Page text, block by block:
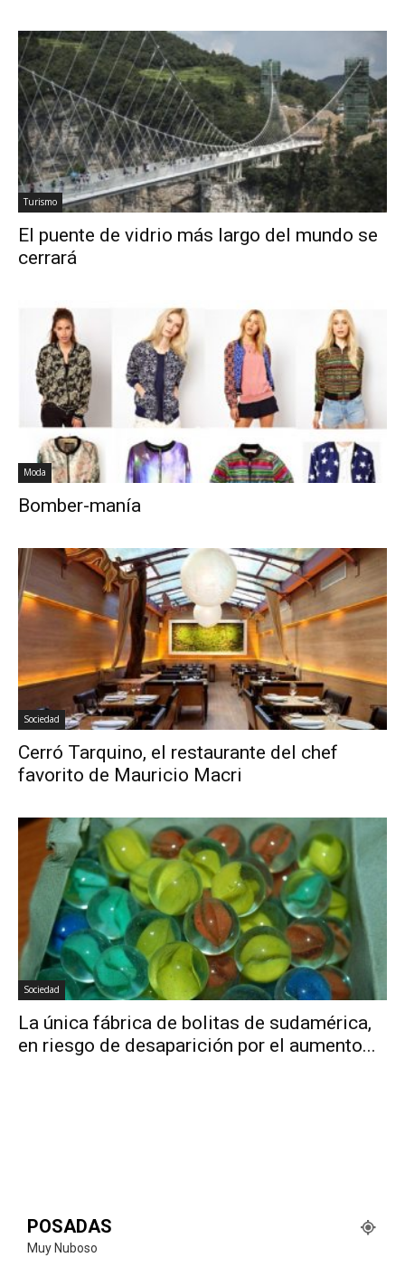
Turismo
El puente de vidrio más largo del mundo se
cerrará
Moda
Bomber-manía
Sociedad
Cerró Tarquino, el restaurante del chef
favorito de Mauricio Macri
Sociedad
La única fábrica de bolitas de sudamérica,
en riesgo de desaparición por el aumento...
POSADAS
Muy Nuboso